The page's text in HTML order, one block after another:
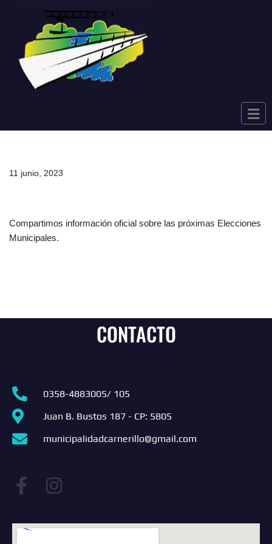
contenido
11 junio, 2023
Compartimos información oficial sobre las próximas Elecciones
Municipales.
CONTACTO
0358-4883005/ 105
Juan B. Bustos 187 - CP: 5805
municipalidadcarnerillo@gmail.com